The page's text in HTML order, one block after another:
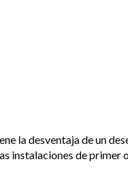
la desventaja de un
instalaciones de primer